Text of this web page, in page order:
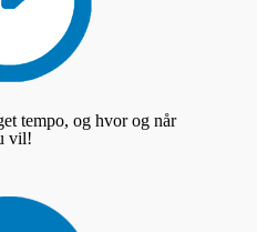
tempo, og hvor og når
vil!